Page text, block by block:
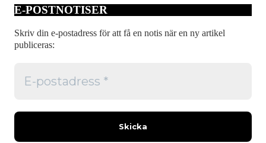
E-POSTNOTISER
Skriv din e-postadress för att få en notis när en ny artikel
publiceras: